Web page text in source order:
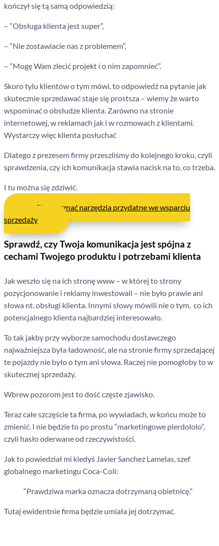
kończył się tą samą odpowiedzią:
– “Obsługa klienta jest super”,
– “Nie zostawiacie nas z problemem”,
– “Mogę Wam zlecić projekt i o nim zapomnieć”.
Skoro tylu klientów o tym mówi, to odpowiedź na pytanie jak
skutecznie sprzedawać staje się prostsza – wiemy że warto
wspominać o obsłudze klienta. Zarówno na stronie
internetowej, w reklamach jak i w rozmowach z klientami.
Wystarczy więc klienta posłuchać
Dlatego z prezesem firmy przeszliśmy do kolejnego kroku, czyli
sprawdzenia, czy ich komunikacja stawia nacisk na to, co trzeba.
I tu można się zdziwić.
Chcę poznać narzędzia przydatne we wsparciu
sprzedaży
Sprawdź, czy Twoja komunikacja jest spójna z
cechami Twojego produktu i potrzebami klienta
Jak weszło się na ich stronę www – w której to strony
pozycjonowanie i reklamy inwestowali – nie było prawie ani
słowa nt. obsługi klienta. Innymi słowy mówili nie o tym, co ich
potencjalnego klienta najbardziej interesowało.
To tak jakby przy wyborze samochodu dostawczego
najważniejsza była ładowność, ale na stronie firmy sprzedającej
te pojazdy nie było o tym ani słowa. Raczej nie pomogłoby to w
skutecznej sprzedaży.
Wbrew pozorom jest to dość częste zjawisko.
Teraz całe szczęście ta firma, po wywiadach, w końcu może to
zmienić. I nie będzie to po prostu “marketingowe pierdololo”,
czyli hasło oderwane od rzeczywistości.
Jak to powiedział mi kiedyś Javier Sanchez Lamelas, szef
globalnego marketingu Coca-Coli:
“Prawdziwa marka oznacza dotrzymaną obietnicę.”
Tutaj ewidentnie firma będzie umiała jej dotrzymać.